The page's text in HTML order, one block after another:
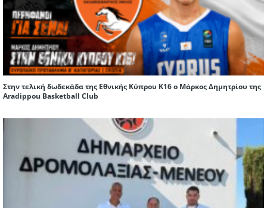
Στην τελική δωδεκάδα της Εθνικής Κύπρου Κ16 ο Μάρκος Δημητρίου της
Aradippou Basketball Club